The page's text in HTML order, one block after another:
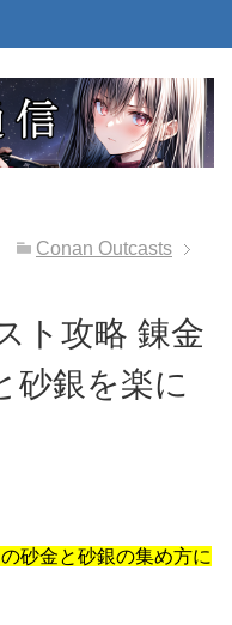
Conan Outcasts
ト攻略 錬金
砂銀を楽に
砂金と砂銀の集め方に